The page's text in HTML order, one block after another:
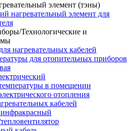
элемент (тэны)
нагревательный элемент для
Технологические и
нагревательных кабелей
для отопительных приборов
в помещении
отопления
кабелей
инфракрасный